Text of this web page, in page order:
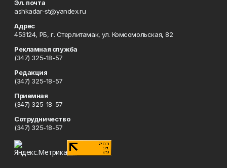
Эл. почта
ashkadar-st@yandex.ru
Адрес
453124, РБ, г. Стерлитамак, ул. Комсомольская, 82
Рекламная служба
(347) 325-18-57
Редакция
(347) 325-18-57
Приемная
(347) 325-18-57
Сотрудничество
(347) 325-18-57